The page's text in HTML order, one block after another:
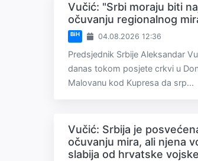
Vučić: "Srbi moraju biti
očuvanju regionalnog
BiH 04.08.2026 12:36
Predsjednik Srbije Aleksandar
danas tokom posjete crkvi u
Malovanu kod Kupresa da srp...
Vučić: Srbija je
očuvanju mira, ali njena
slabija od hrvatske vojske